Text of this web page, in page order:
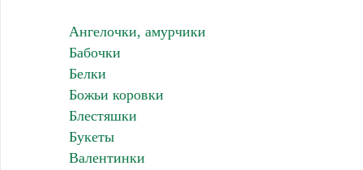
Ангелочки, амурчики
Бабочки
Белки
Божьи коровки
Блестяшки
Букеты
Валентинки